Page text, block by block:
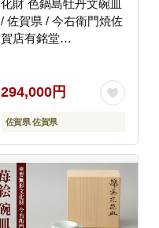
化財 色鍋島牡丹文碗皿
/ 佐賀県 / 今右衛門焼佐
賀店有銘堂
294,000円
佐賀県 佐賀県